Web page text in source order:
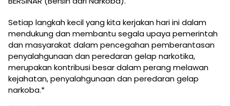
Setiap langkah kecil yang kita kerjakan hari ini dalam
mendukung dan membantu segala upaya pemerintah
dan masyarakat dalam pencegahan pemberantasan
penyalahgunaan dan peredaran gelap narkotika,
merupakan kontribusi besar dalam perang melawan
kejahatan, penyalahgunaan dan peredaran gelap
narkoba.*